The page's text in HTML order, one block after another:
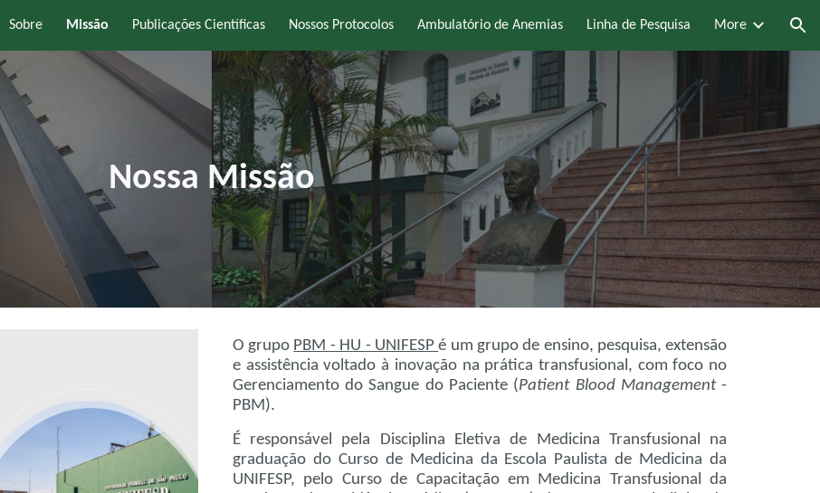
Skip to main content Skip to navigation
Sobre Missão Publicações Científicas Nossos Protocolos Ambulatório de Anemias Linha de Pesquisa More
Nossa Missão
O grupo PBM - HU - UNIFESPé um grupo de ensino, pesquisa, extensão
e assistência voltado à inovação na prática transfusional, com foco no
Gerenciamento do Sangue do Paciente (Patient Blood Management-
PBM).
É responsável pela Disciplina Eletiva de Medicina Transfusional na
graduação do Curso de Medicina da Escola Paulista de Medicina da
UNIFESP, pelo Curso de Capacitação em Medicina Transfusional da